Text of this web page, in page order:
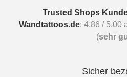
Trusted Shops
Wandtattoos.de: 4.86 / 5.00
(sehr
Sicher